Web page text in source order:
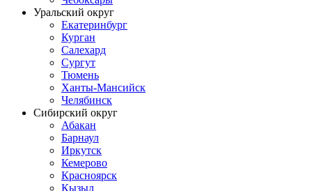
Уральский округ
Екатеринбург
Курган
Салехард
Сургут
Тюмень
Ханты-Мансийск
Челябинск
Сибирский округ
Абакан
Барнаул
Иркутск
Кемерово
Красноярск
Кызыл